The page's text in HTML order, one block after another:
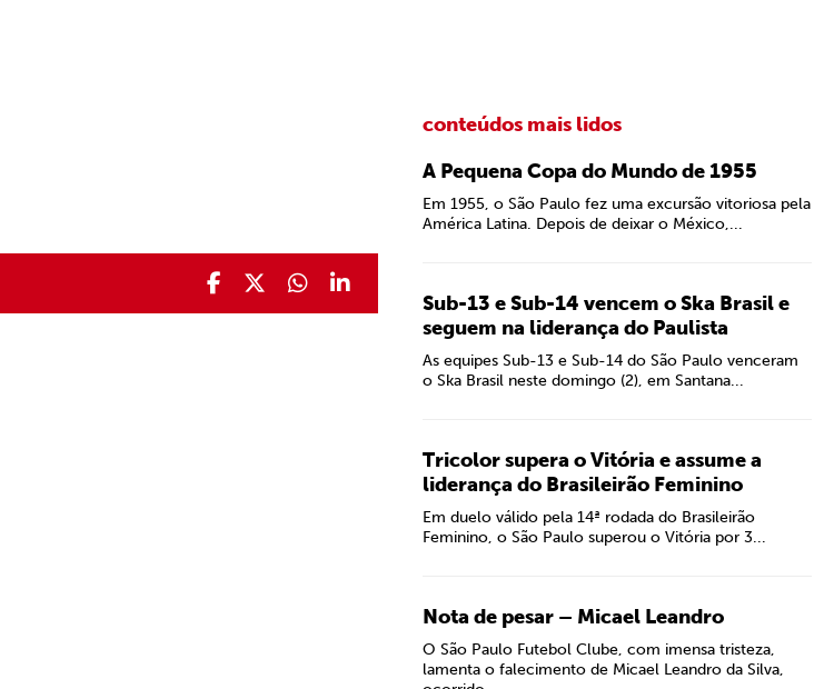
conteúdos mais lidos
A Pequena Copa do Mundo de 1955
Em 1955, o São Paulo fez uma excursão vitoriosa pela
América Latina. Depois de deixar o México,...
Sub-13 e Sub-14 vencem o Ska Brasil e
seguem na liderança do Paulista
As equipes Sub-13 e Sub-14 do São Paulo venceram
o Ska Brasil neste domingo (2), em Santana...
Tricolor supera o Vitória e assume a
liderança do Brasileirão Feminino
Em duelo válido pela 14ª rodada do Brasileirão
Feminino, o São Paulo superou o Vitória por 3...
Nota de pesar – Micael Leandro
O São Paulo Futebol Clube, com imensa tristeza,
lamenta o falecimento de Micael Leandro da Silva,